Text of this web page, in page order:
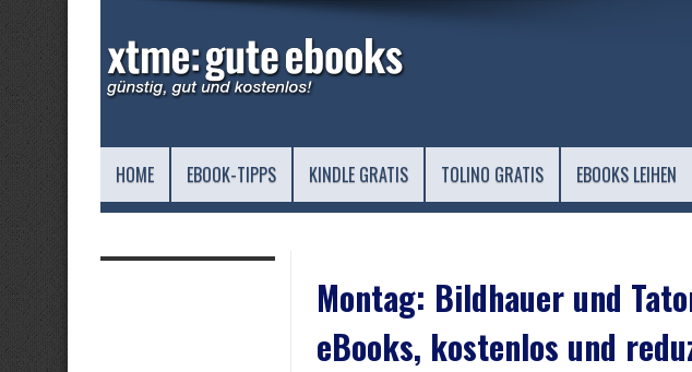
HOME EBOOK-TIPPS KINDLE GRATIS TOLINO GRATIS EBOOKS LEIHEN
Montag: Bildhauer und
eBooks, kostenlos und